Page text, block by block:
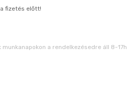
fizetés előtt!
a rendelkezésedre áll 8-17h